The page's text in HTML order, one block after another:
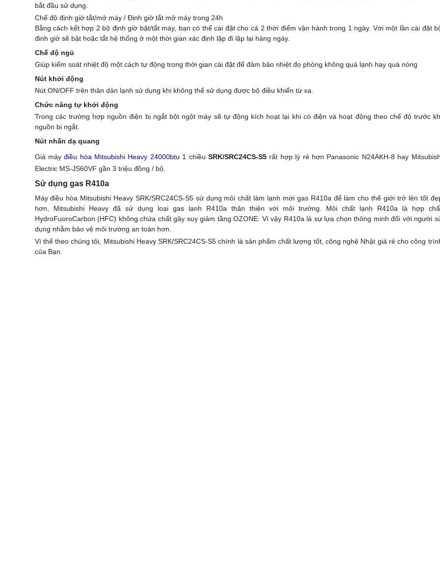
bắt đầu sử dụng.
Chế độ định giờ tắt/mở máy / Định giờ tắt mở máy trong 24h
Bằng cách kết hợp 2 bộ định giờ bật/tắt máy, bạn có thể cài đặt cho cả 2 thời điểm vận hành trong 1 ngày. Với một lần cài đặt
đinh giờ sẽ bật hoặc tắt hệ thống ở một thời gian xác định lặp đi lặp lại hàng ngày.
Chế độ ngủ
Giúp kiểm soát nhiệt độ một cách tự động trong thời gian cài đặt để đảm bảo nhiệt đọ phòng không quá lạnh hay quá nóng
Nút khởi động
Nút ON/OFF trên thân dàn lạnh sử dụng khi không thể sử dụng được bộ điều khiển từ xa.
Chức năng tự khởi động
Trong các trường hợp nguồn điện bị ngắt bột ngột máy sẽ tự động kích hoạt lại khi có điện và hoạt động theo chế độ trước
nguồn bị ngắt.
Nút nhấn dạ quang
Giá máyđiều hòa Mitsubishi Heavy 24000btu 1 chiềuSRK/SRC24CS-S5 rất hợp lý rẻ hơn Panasonic N24AKH-8 hay
Electric MS-JS60VF gần 3 triệu đồng / bộ.
Sử dụng gas R410a
Máy điều hòa Mitsubishi Heavy SRK/SRC24CS-S5 sử dụng môi chất làm lạnh mới gas R410a để làm cho thế giới trở lên tốt
hơn, Mitsubishi Heavy đã sử dụng loại gas lạnh R410a thân thiện với môi trường. Môi chất lạnh R410a là hợp
HydroFuoroCarbon (HFC) không chứa chất gây suy giảm tầng OZONE. Vì vậy R410a là sự lựa chọn thông minh đối với người
dụng nhằm bảo vệ môi trường an toàn hơn.
Vì thế theo chúng tôi, Mitsubishi Heavy SRK/SRC24CS-S5 chính là sản phẩm chất lượng tốt, công nghệ Nhật giá rẻ cho công
của Bạn.